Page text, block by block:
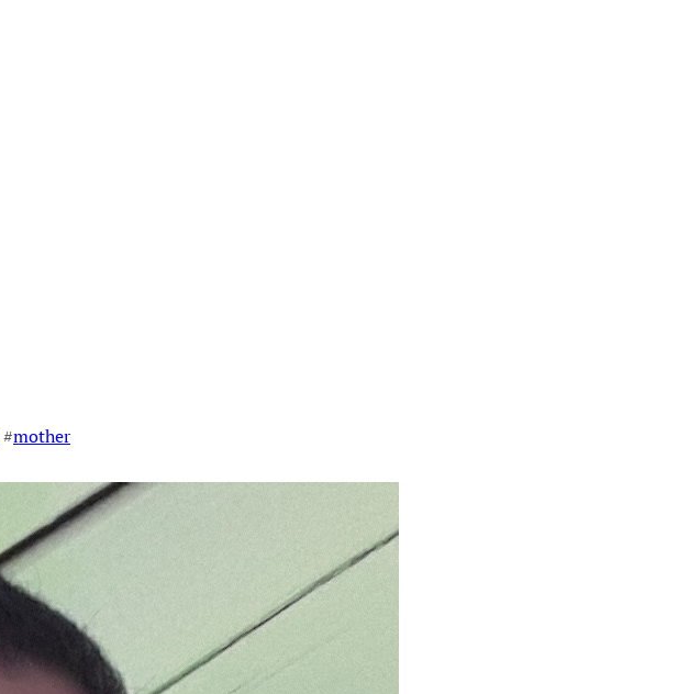
#mother